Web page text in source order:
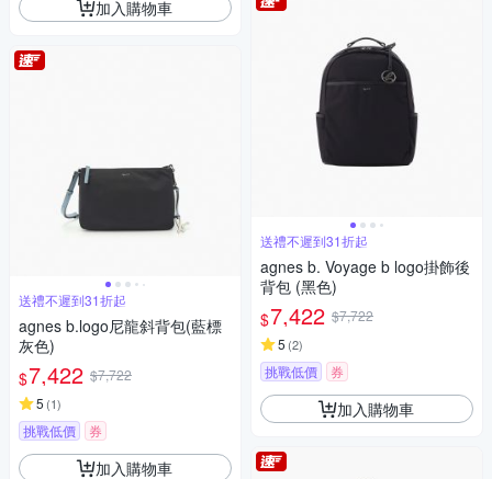
加入購物車
送禮不遲到31折起
agnes b.logo尼龍斜背包(藍標
灰色)
$7,422 $7,722
5 (1)
挑戰低價 券
加入購物車
送禮不遲到31折起
agnes b. Voyage b logo掛飾後
背包 (黑色)
$7,422 $7,722
5 (2)
挑戰低價 券
加入購物車